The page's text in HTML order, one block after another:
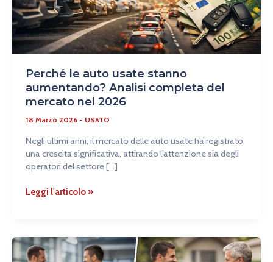
Perché le auto usate stanno
aumentando? Analisi completa del
mercato nel 2026
18 Marzo 2026 - USATO
Negli ultimi anni, il mercato delle auto usate ha registrato
una crescita significativa, attirando l’attenzione sia degli
operatori del settore […]
mercato
nel
2026
Leggi l'articolo »
Auto
usata